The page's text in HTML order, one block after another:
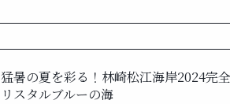
猛暑の夏を彩る！林崎松江海岸2024完
リスタルブルーの海